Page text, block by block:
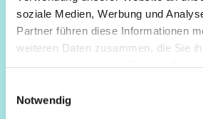
soziale Medien, Werbung und
Partner führen diese Informationen
weiteren Daten zusammen, die Sie
Notwendig